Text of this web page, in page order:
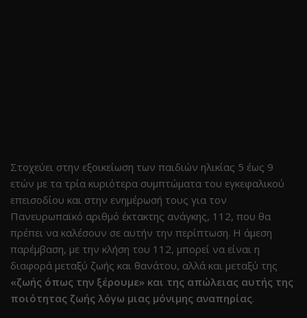
Στοχεύει στην εξοικείωση των παιδιών ηλικίας 5 έως 9
ετών με τα τρία κυριότερα συμπτώματα του εγκεφαλικού
επεισοδίου και στην ενημέρωσή τους για τον
Πανευρωπαϊκό αριθμό έκτακτης ανάγκης, 112, που θα
πρέπει να καλέσουν σε αυτήν την περίπτωση. Η άμεση
παρέμβαση, με την κλήση του 112, μπορεί να είναι η
διαφορά μεταξύ ζωής και θανάτου, αλλά και μεταξύ της
«ζωής όπως την ξέρουμε» και της απώλειας αυτής της
ποιότητας ζωής λόγω μιας μόνιμης αναπηρίας.